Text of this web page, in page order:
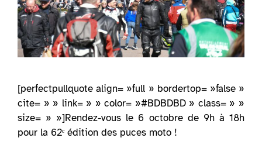
[perfectpullquote align= »full » bordertop= »false »
cite= » » link= » » color= »#BDBDBD » class= » »
size= » »]Rendez-vous le 6 octobre de 9h à 18h
pour la 62ᵉ édition des puces moto !